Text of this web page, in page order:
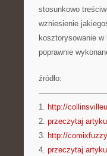
stosunkowo
wzniesienie
kosztorysowanie w
poprawnie
źródło:
1. http://
2. przeczytaj
3. http://
4. przeczytaj